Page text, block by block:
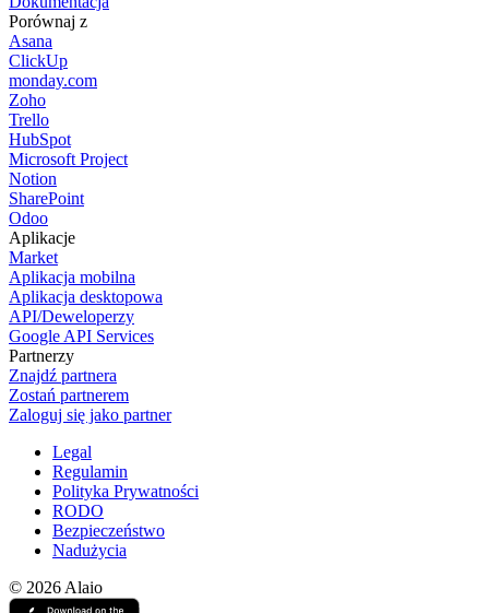
Porównaj z
Asana
ClickUp
monday.com
Zoho
Trello
HubSpot
Microsoft Project
Notion
SharePoint
Odoo
Aplikacje
Market
Aplikacja mobilna
Aplikacja desktopowa
API/Deweloperzy
Google API Services
Partnerzy
Znajdź partnera
Zostań partnerem
Zaloguj się jako partner
Legal
Regulamin
Polityka Prywatności
RODO
Bezpieczeństwo
Nadużycia
© 2026 Alaio